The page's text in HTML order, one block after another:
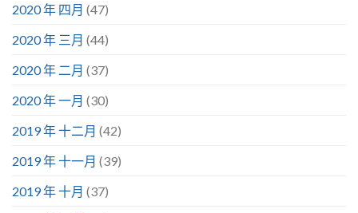
2020 年 四月 (47)
2020 年 三月 (44)
2020 年 二月 (37)
2020 年 一月 (30)
2019 年 十二月 (42)
2019 年 十一月 (39)
2019 年 十月 (37)